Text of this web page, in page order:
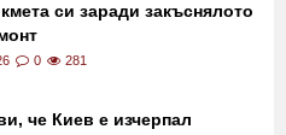
си заради закъснялото
0 281
че Киев е изчерпал